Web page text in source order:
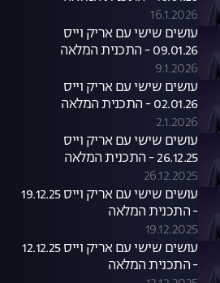
16.1.2026
עושים שישי עם אריק וייס
09.01.26 - התכנית המלאה
9.1.2026
עושים שישי עם אריק וייס
02.01.26 - התכנית המלאה
2.1.2026
עושים שישי עם אריק וייס
26.12.25 - התכנית המלאה
26.12.2025
עושים שישי עם אריק וייס 19.12.25
- התכנית המלאה
19.12.2025
עושים שישי עם אריק וייס 12.12.25
- התכנית המלאה